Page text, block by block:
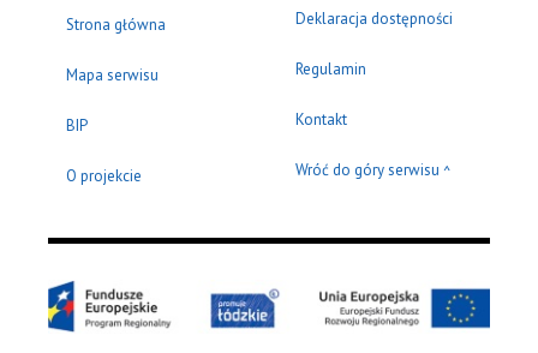
Strona główna
Mapa serwisu
BIP
O projekcie
Deklaracja dostępności
Regulamin
Kontakt
Wróć do góry serwisu ^